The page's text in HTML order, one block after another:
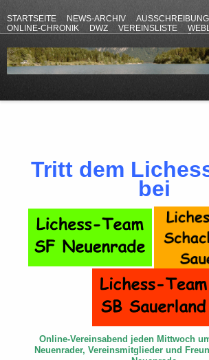
STARTSEITE NEWS-ARCHIV AUSSCHREIBUNG
ONLINE-CHRONIK
DWZ VEREINSLISTE
Tritt dem
bei
Online-Vereinsabend jeden Mittwoch
Neuenrader, Vereinsmitglieder und